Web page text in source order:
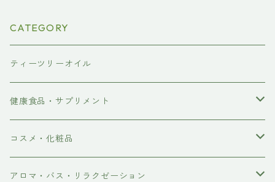
CATEGORY
ティーツリーオイル
健康食品・サプリメント
ダイエット
食物繊維
コスメ・化粧品
スキンケア・ボディケア
アロマ・バス・リラクゼーション